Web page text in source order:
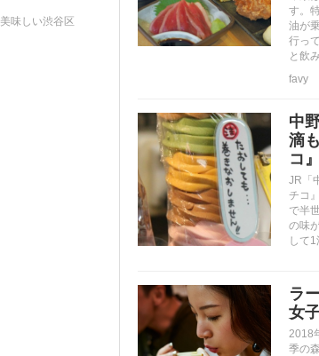
す。
油が
行っ
と飲
favy
中
滴
コ』
JR「
チコ
で半
の味
して
ラ
女
2018
季の
美味しい渋谷区